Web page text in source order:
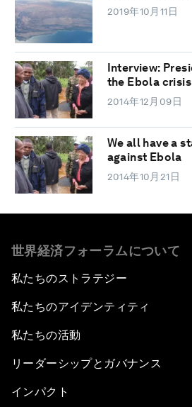
2019年10月11日
Interview:
the Ebola crisis
2014年12月09日
We all have a
against Ebola
2014年10月21日
世界経済フォーラムについて
私たちのストラテジー
私たちのアイデンティティ
私たちの活動
リーダーシップとガバナンス
インパクト